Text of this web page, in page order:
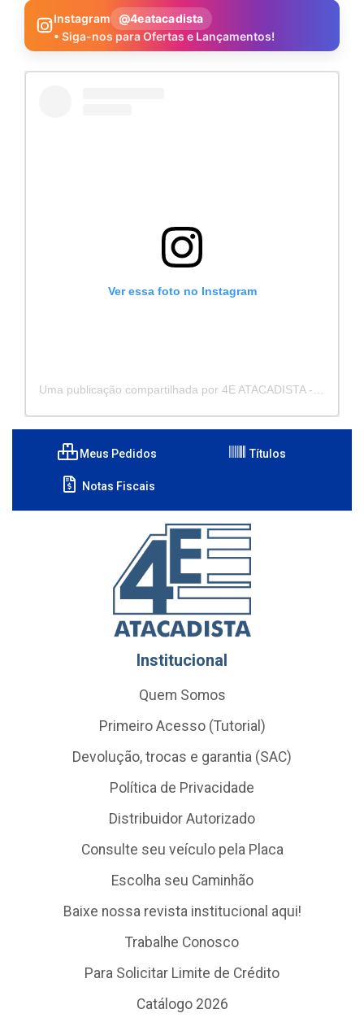
Instagram
@4eatacadista
• Siga-nos para Ofertas e Lançamentos!
Ver essa foto no Instagram
Meus Pedidos Títulos
Notas Fiscais
Institucional
Quem Somos
Primeiro Acesso (Tutorial)
Devolução, trocas e garantia (SAC)
Política de Privacidade
Distribuidor Autorizado
Consulte seu veículo pela Placa
Escolha seu Caminhão
Baixe nossa revista institucional aqui!
Trabalhe Conosco
Para Solicitar Limite de Crédito
Catálogo 2026